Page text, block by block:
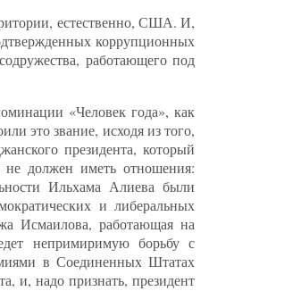
естественно, США. И,
коррупционных
работающего под
«Человек года», как
это звание, исходя из того,
президента, который
должен иметь отношения:
Ильхама Алиева были
и либеральных
Исмаилова, работающая на
непримиримую борьбу с
в Соединенных Штатах
и, надо признать, президент